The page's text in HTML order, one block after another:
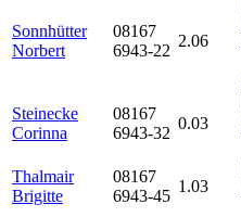
Sonnhütter
Norbert
08167
6943-22
2.06
Steinecke
Corinna
08167
6943-32
0.03
Thalmair
Brigitte
08167
6943-45
1.03